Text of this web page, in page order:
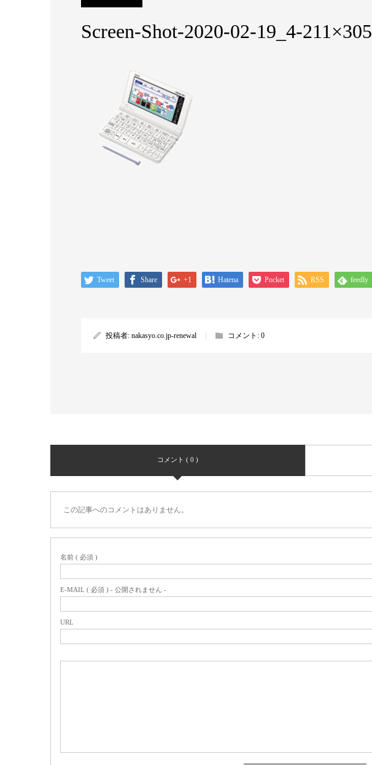
Screen-Shot-2020-02-19_4-211×305
Tweet Share +1 Hatena Pocket RSS feedly
投稿者: nakasyo.co.jp-renewal コメント: 0
コメント ( 0 )
この記事へのコメントはありません。
名前 ( 必須 )
E-MAIL ( 必須 ) - 公開されません -
URL